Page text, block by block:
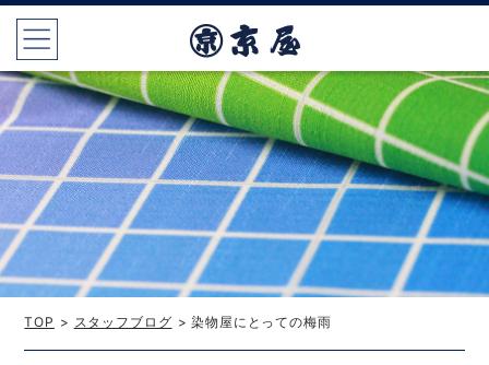
TOP > スタッフブログ > 染物屋にとっての梅雨